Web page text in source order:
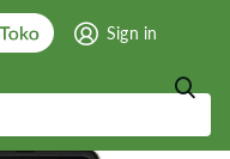
Sign in